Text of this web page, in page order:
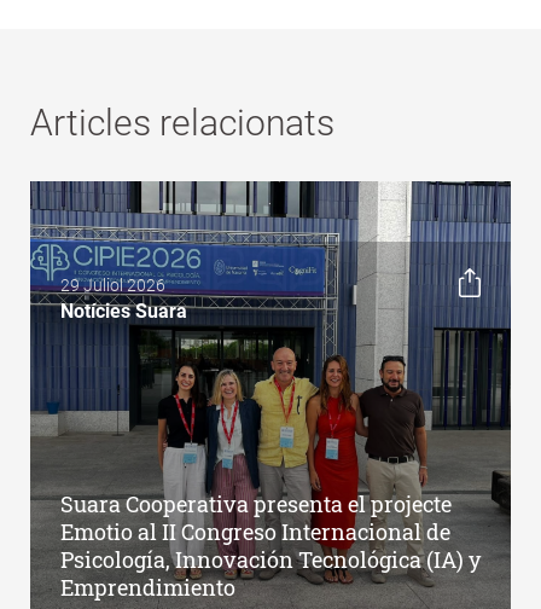
Articles relacionats
29 Juliol 2026
Notícies Suara
Suara Cooperativa presenta el projecte
Emotio al II Congreso Internacional de
Psicología, Innovación Tecnológica (IA) y
Emprendimiento